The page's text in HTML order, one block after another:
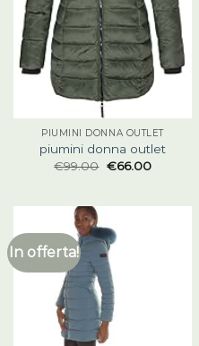
PIUMINI DONNA OUTLET
piumini donna outlet
€99.00 €66.00
In offerta!